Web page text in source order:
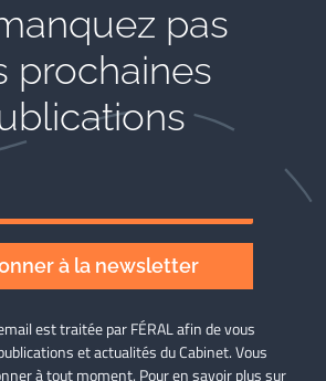
pas
prochaines
à la newsletter
est traitée par FÉRAL afin de vous
et actualités du Cabinet. Vous
à tout moment. Pour en savoir plus sur